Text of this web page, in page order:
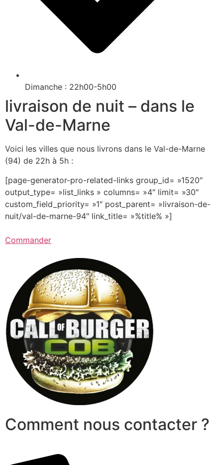
Dimanche : 22h00-5h00
livraison de nuit – dans le
Val-de-Marne
Voici les villes que nous livrons dans le Val-de-Marne
(94) de 22h à 5h :
[page-generator-pro-related-links group_id= »1520″
output_type= »list_links » columns= »4″ limit= »30″
custom_field_priority= »1″ post_parent= »livraison-de-
nuit/val-de-marne-94″ link_title= »%title% »]
Commander
Comment nous contacter ?